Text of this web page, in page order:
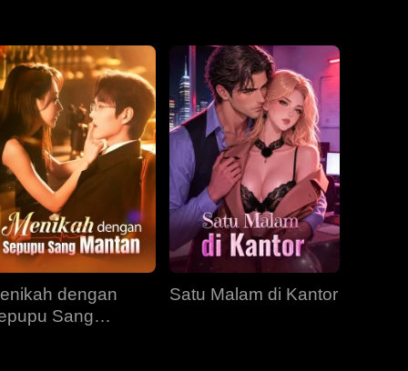
EP 34 EP 35 EP 36
EP 37 EP 38 EP 39
EP 40
dengan
Sang
Satu Malam di Kantor